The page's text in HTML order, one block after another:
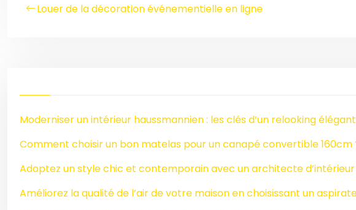
Louer de la décoration événementielle en ligne
Moderniser un intérieur haussmannien : les clés d’un relooking élégant
Comment choisir un bon matelas pour un canapé convertible 160cm
Adoptez un style chic et contemporain avec un architecte
Améliorez la qualité de l’air de votre maison en choisissant un